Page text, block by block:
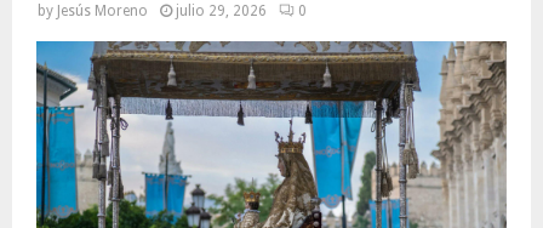
by Jesús Moreno julio 29, 2026 0